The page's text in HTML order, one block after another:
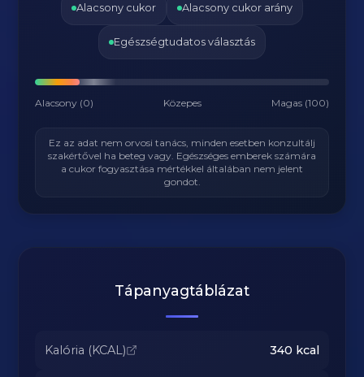
Alacsony cukor Alacsony cukor arány
Egészségtudatos választás
Alacsony (0) Közepes Magas (100)
Ez az adat nem orvosi tanács, minden esetben konzultálj
szakértővel ha beteg vagy. Egészséges emberek számára
a cukor fogyasztása mértékkel általában nem jelent
gondot.
Tápanyagtáblázat
Kalória (KCAL) 340 kcal